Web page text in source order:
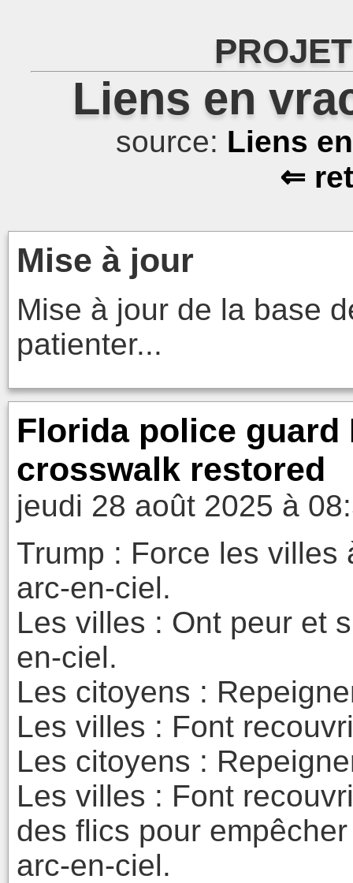
Liens en
source: Liens
⇐
Mise à jour
Mise à jour de la base
patienter...
Florida police guard
crosswalk restored
jeudi 28 août 2025 à
Trump : Force les villes
arc-en-ciel.
Les villes : Ont peur et
en-ciel.
Les citoyens :
Les villes : Font
Les citoyens :
Les villes : Font
des flics pour
arc-en-ciel.